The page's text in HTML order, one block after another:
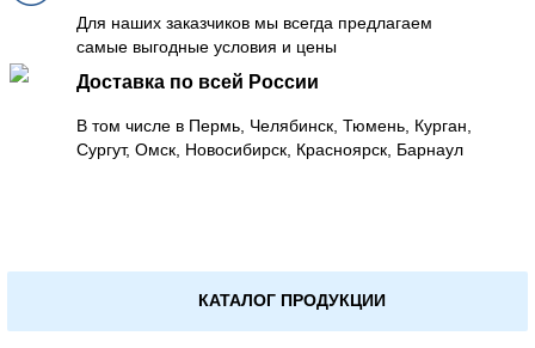
Для наших заказчиков мы всегда предлагаем
самые выгодные условия и цены
Доставка по всей России
В том числе в Пермь, Челябинск, Тюмень, Курган,
Сургут, Омск, Новосибирск, Красноярск, Барнаул
КАТАЛОГ ПРОДУКЦИИ